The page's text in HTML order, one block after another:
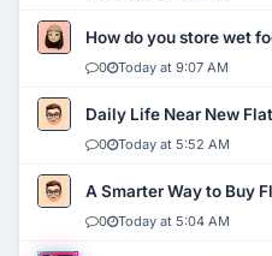
How do you store wet
0 Today at 9:07 AM
Daily Life Near New
0 Today at 5:52 AM
A Smarter Way to Buy
0 Today at 5:04 AM